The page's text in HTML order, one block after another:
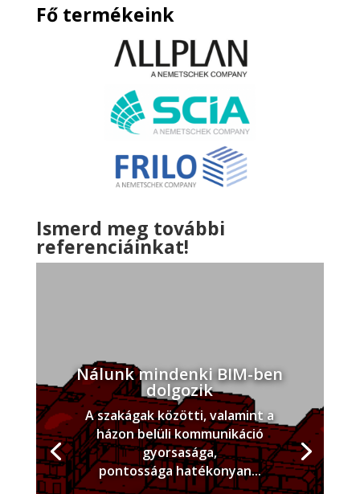
Fő termékeink
Ismerd meg további
referenciáinkat!
Nálunk mindenki BIM-ben
dolgozik
A szakágak közötti, valamint a
házon belüli kommunikáció
gyorsasága,
pontossága hatékonyan...